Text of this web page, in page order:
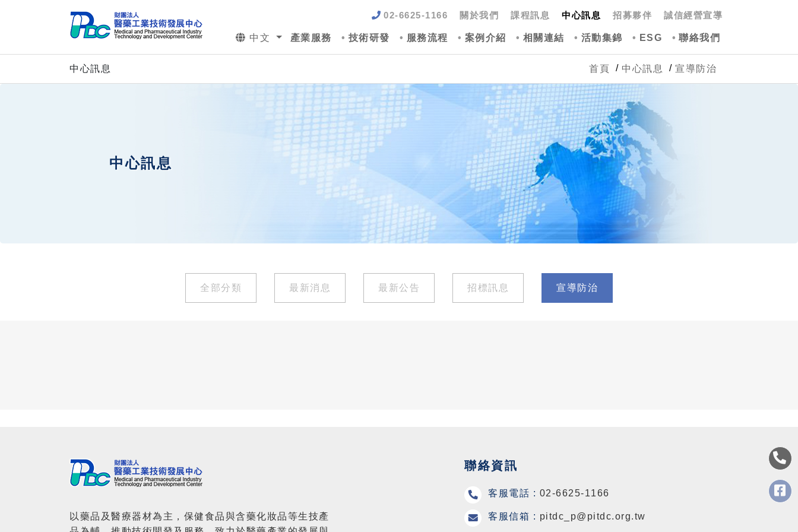
02-6625-1166 關於我們 課程訊息 中心訊息 招募夥伴 誠信經營宣導
中文 產業服務 技術研發 服務流程 案例介紹 相關連結 活動集錦 ESG 聯絡我們
中心訊息 首頁 中心訊息 宣導防治
中心訊息
全部分類 最新消息 最新公告 招標訊息 宣導防治
以藥品及醫療器材為主，保健食品與含藥化妝品等生技產
聯絡資訊
客服電話 : 02-6625-1166
客服信箱 : pitdc_p@pitdc.org.tw